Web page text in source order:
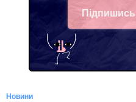
Facebook
Новини